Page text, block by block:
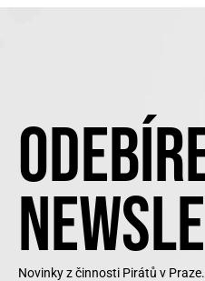
Novinky z činnosti Pirátů v